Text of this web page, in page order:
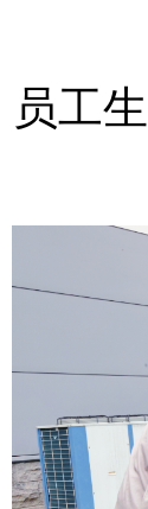
员工